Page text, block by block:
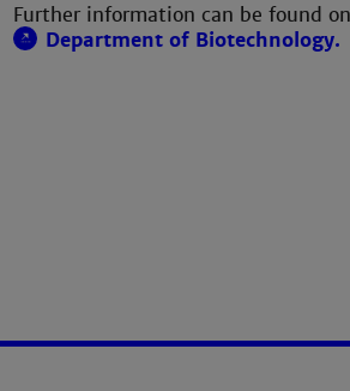
Further information can be found on
Department of Biotechnology.